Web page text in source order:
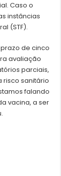
Caso o
instâncias
(STF).
de cinco
avaliação
parciais,
risco sanitário
falando
vacina, a ser